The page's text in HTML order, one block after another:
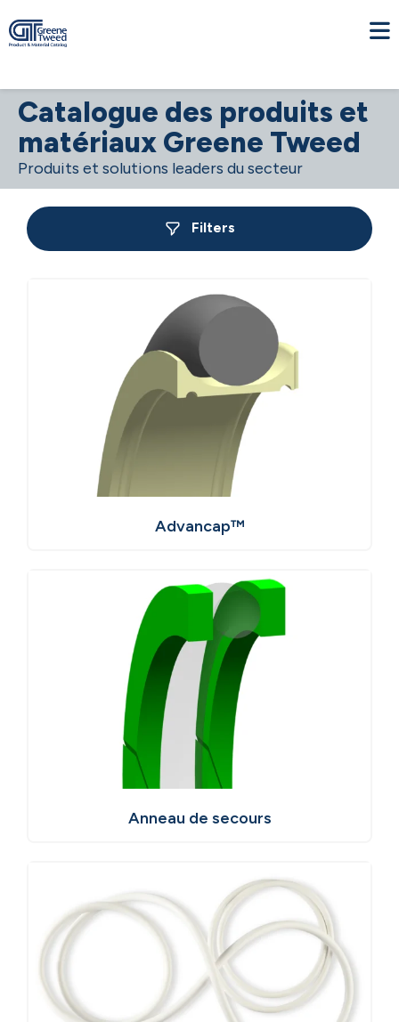
Catalogue des produits et
matériaux Greene Tweed
Produits et solutions leaders du secteur
Filters
Advancap™
Anneau de secours